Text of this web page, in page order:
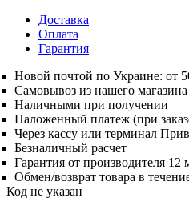
Доставка
Оплата
Гарантия
Новой почтой по Украине: от
Самовывоз из нашего магазина
Наличными при получении
Наложенный платеж (при
Через кассу или терминал
Безналичный расчет
Гарантия от производителя 12
Обмен/возврат товара в
Код не указан